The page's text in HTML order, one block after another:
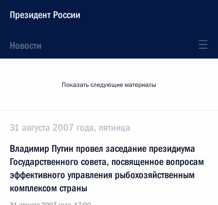
Президент России
Новости
Показать следующие материалы
31 августа 2007 года, пятница
Владимир Путин провел заседание президиума
Государственного совета, посвященное вопросам
эффективного управления рыбохозяйственным
комплексом страны